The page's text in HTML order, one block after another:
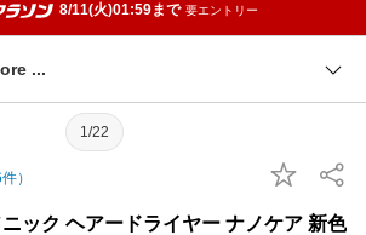
8/11(火)01:59まで 要エントリー
1/22
件）
ニック ヘアードライヤー ナノケア 新色